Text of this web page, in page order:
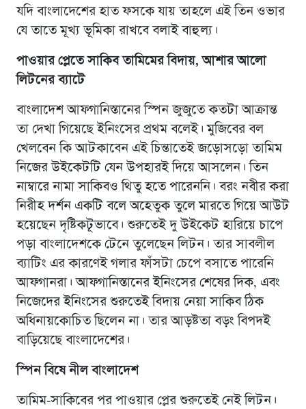
যদি বাংলাদেশের হাত ফসকে যায় তাহলে এই তিন ওভার
যে তাতে মূখ্য ভূমিকা রাখবে বলাই বাহুল্য।
পাওয়ার প্লেতে সাকিব তামিমের বিদায়, আশার আলো
লিটনের ব্যাটে
বাংলাদেশ আফগানিস্তানের স্পিন জুজুতে কতটা আক্রান্ত
তা দেখা গিয়েছে ইনিংসের প্রথম বলেই। মুজিবের বল
খেলবেন কি আটকাবেন এই চিন্তাতেই জড়োসড়ো তামিম
নিজের উইকেটটি যেন উপহারই দিয়ে আসলেন। তিন
নাম্বারে নামা সাকিবও থিতু হতে পারেননি। বরং নবীর করা
নিরীহ দর্শন একটি বলে অহেতুক তুলে মারতে গিয়ে আউট
হয়েছেন দৃষ্টিকটূভাবে। শুরুতেই দু উইকেট হারিয়ে চাপে
পড়া বাংলাদেশকে টেনে তুলেছেন লিটন। তার সাবলীল
ব্যাটিং এর কারণেই গলার ফাঁসটা চেপে বসাতে পারেনি
আফগানরা। আফগানিস্তানের ইনিংসের শেষের দিক, এবং
নিজেদের ইনিংসের শুরুতেই বিদায় নেয়া সাকিব ঠিক
অধিনায়কোচিত ছিলেন না। তার আড়ষ্টতা বড়ং বিপদই
বাড়িয়েছে বাংলাদেশের।
স্পিন বিষে নীল বাংলাদেশ
তামিম-সাকিবের পর পাওয়ার প্লের শুরুতেই নেই লিটন।